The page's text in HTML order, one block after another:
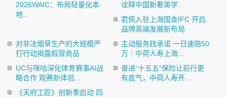
2026WAIC：布局轻量化本
地...
诠释中国新奢美学
君佩入驻上海国金IFC 开启
品牌高端发展新布局
对非法烟草生产的大规模严
打行动揭露假冒商品
主动服务践承诺 一日速赔50
万｜中荷人寿上海...
UC与咪咕深化体育赛事AI战
略合作 观赛新体验...
奋进“十五五”保险让前行更
有底气，中荷人寿开...
《天府工匠》创新季启动 四